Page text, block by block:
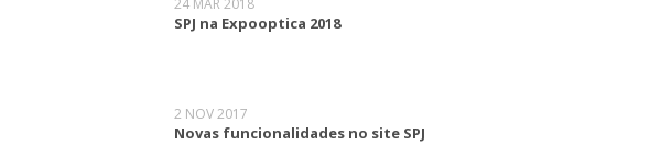
24 MAR 2018
SPJ na Expooptica 2018
2 NOV 2017
Novas funcionalidades no site SPJ